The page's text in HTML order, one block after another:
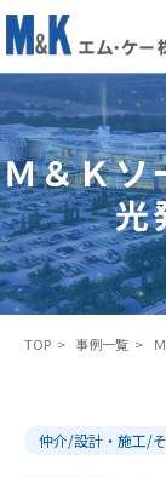
Ｍ
＆
Ｋ
ソ
ー
ラ
ー
宗
Ｍ＆Ｋソ
光
TOP 事例一覧
仲介/設計・施工/